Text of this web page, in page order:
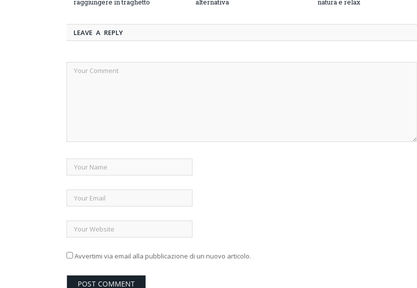
raggiungere in traghetto
alternativa
natura e relax
LEAVE A REPLY
Avvertimi via email alla pubblicazione di un nuovo articolo.